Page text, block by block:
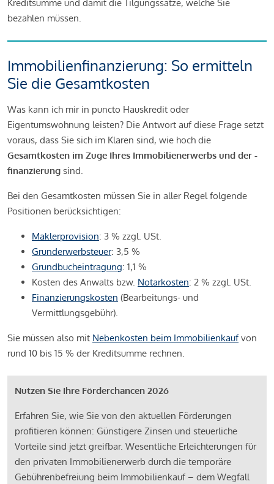
Kreditsumme und damit die Tilgungssätze, welche Sie
bezahlen müssen.
Immobilienfinanzierung: So ermitteln
Sie die Gesamtkosten
Was kann ich mir in puncto Hauskredit oder
Eigentumswohnung leisten? Die Antwort auf diese Frage setzt
voraus, dass Sie sich im Klaren sind, wie hoch die
Gesamtkosten im Zuge Ihres Immobilienerwerbs und der -
finanzierung sind.
Bei den Gesamtkosten müssen Sie in aller Regel folgende
Positionen berücksichtigen:
Maklerprovision: 3 % zzgl. USt.
Grunderwerbsteuer: 3,5 %
Grundbucheintragung: 1,1 %
Kosten des Anwalts bzw. Notarkosten: 2 % zzgl. USt.
Finanzierungskosten (Bearbeitungs- und
Vermittlungsgebühr).
Sie müssen also mit Nebenkosten beim Immobilienkaufvon
rund 10 bis 15 % der Kreditsumme rechnen.
Nutzen Sie Ihre Förderchancen 2026
Erfahren Sie, wie Sie von den aktuellen Förderungen
profitieren können: Günstigere Zinsen und steuerliche
Vorteile sind jetzt greifbar. Wesentliche Erleichterungen für
den privaten Immobilienerwerb durch die temporäre
Gebührenbefreiung beim Immobilienkauf – dem Wegfall